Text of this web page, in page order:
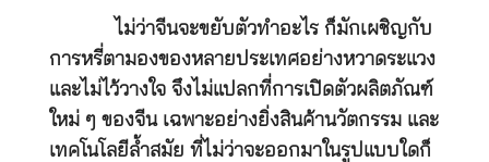
ไม่ว่าจีนจะขยับตัวทำอะไร ก็มักเผชิญกับ
การหรี่ตามองของหลายประเทศอย่างหวาดระแวง
และไม่ไว้วางใจ จึงไม่แปลกที่การเปิดตัวผลิตภัณฑ์
ใหม่ ๆ ของจีน เฉพาะอย่างยิ่งสินค้านวัตกรรม และ
เทคโนโลยีล้ำสมัย ที่ไม่ว่าจะออกมาในรูปแบบใดก็